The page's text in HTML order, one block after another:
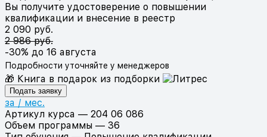
Вы получите удостоверение о повышении
квалификации и внесение в реестр
2 090 руб.
2 986 руб.
-30% до 16 августа
Подробности уточняйте у менеджеров
🎁 Книга в подарок из подборки
Подать заявку
за / мес.
Артикул курса — 204 06 086
Объем программы — 36